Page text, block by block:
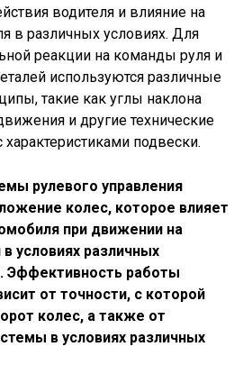
водителя и влияние на
в различных условиях. Для
реакции на команды руля и
используются различные
такие как углы наклона
и другие технические
подвески.
рулевого управления
колес, которое влияет
при движении на
условиях различных
Эффективность работы
от точности, с которой
колес, а также от
в условиях различных